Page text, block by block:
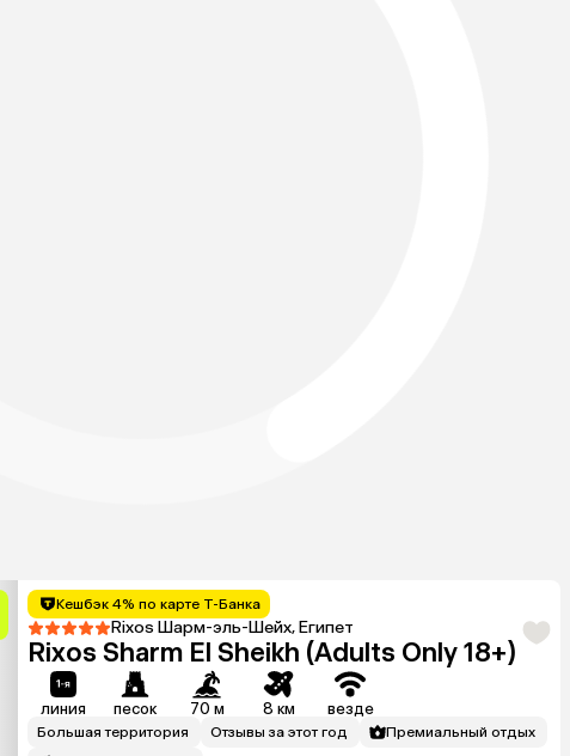
Кешбэк 4% по карте Т-Банка
Rixos Шарм-эль-Шейх, Египет
Rixos Sharm El Sheikh (Adults Only 18+)
линия песок 70 м 8 км везде
Большая территория Отзывы за этот год
Премиальный отдых